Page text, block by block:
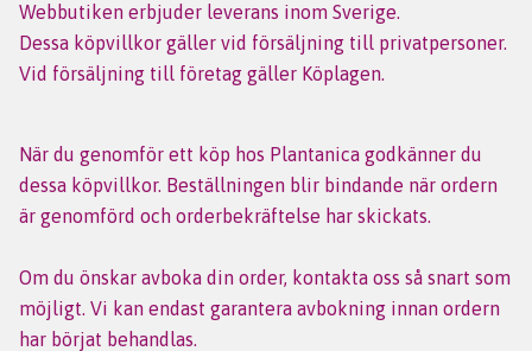
Webbutiken erbjuder leverans inom Sverige.
Dessa köpvillkor gäller vid försäljning till privatpersoner.
Vid försäljning till företag gäller Köplagen.
När du genomför ett köp hos Plantanica godkänner du
dessa köpvillkor. Beställningen blir bindande när ordern
är genomförd och orderbekräftelse har skickats.
Om du önskar avboka din order, kontakta oss så snart som
möjligt. Vi kan endast garantera avbokning innan ordern
har börjat behandlas.